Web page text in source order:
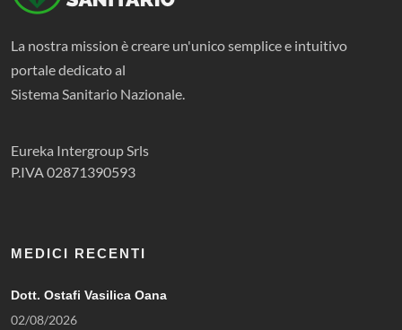
La nostra mission è creare un'unico semplice e intuitivo
portale dedicato al
Sistema Sanitario Nazionale.
Eureka Intergroup Srls
P.IVA 02871390593
MEDICI RECENTI
Dott. Ostafi Vasilica Oana
02/08/2026